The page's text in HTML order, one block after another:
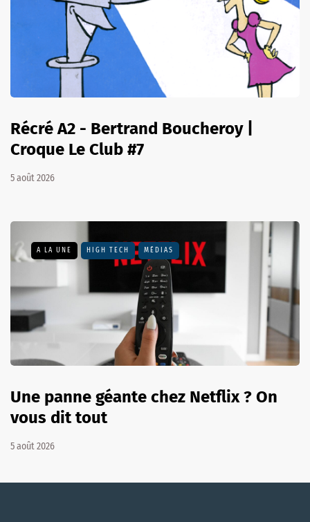
Récré A2 - Bertrand Boucheroy |
Croque Le Club #7
5 août 2026
A LA UNE HIGH TECH MÉDIAS
Une panne géante chez Netflix ? On
vous dit tout
5 août 2026